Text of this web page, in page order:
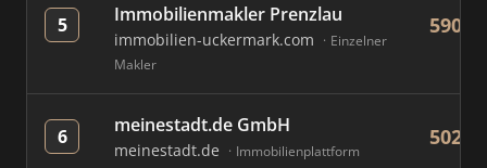
5
Immobilienmakler Prenzlau
immobilien-uckermark.com
Einzelner
Makler
590
6 meinestadt.de GmbH
meinestadt.de Immobilienplattform
502